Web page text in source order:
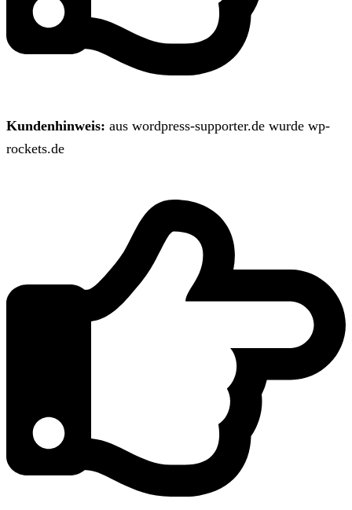
Kundenhinweis: aus wordpress-supporter.de wurde wp-
rockets.de